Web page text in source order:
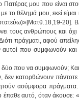
μου που είναι
το θέλημά μου, εκεί
20].
τους ανθρώπους και
πράγματι, αφού
που συμφωνούν
που να συμφωνούν; Και
δεν κατορθώνουν
ασύμφορα πράγματα.
αυτό, όταν άκουσε: